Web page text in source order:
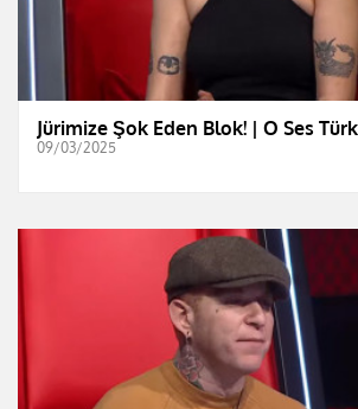
Jürimize Şok Eden Blok! | O Ses
09/03/2025